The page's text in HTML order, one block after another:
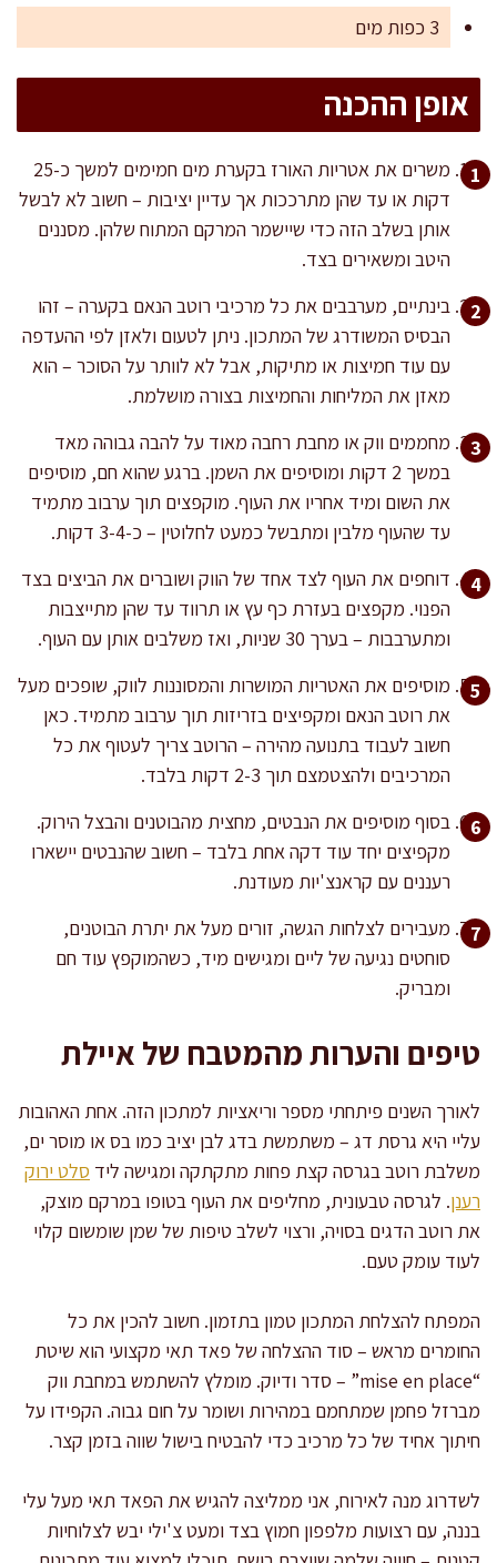
3 כפות מים
אופן ההכנה
משרים את אטריות האורז בקערת מים חמימים למשך כ-25
דקות או עד שהן מתרככות אך עדיין יציבות – חשוב לא לבשל
אותן בשלב הזה כדי שיישמר המרקם המתוח שלהן. מסננים
היטב ומשאירים בצד.
בינתיים, מערבבים את כל מרכיבי רוטב הנאם בקערה – זהו
הבסיס המשודרג של המתכון. ניתן לטעום ולאזן לפי ההעדפה
עם עוד חמיצות או מתיקות, אבל לא לוותר על הסוכר – הוא
מאזן את המליחות והחמיצות בצורה מושלמת.
מחממים ווק או מחבת רחבה מאוד על להבה גבוהה מאד
במשך 2 דקות ומוסיפים את השמן. ברגע שהוא חם, מוסיפים
את השום ומיד אחריו את העוף. מוקפצים תוך ערבוב מתמיד
עד שהעוף מלבין ומתבשל כמעט לחלוטין – כ-3-4 דקות.
דוחפים את העוף לצד אחד של הווק ושוברים את הביצים בצד
הפנוי. מקפצים בעזרת כף עץ או תרווד עד שהן מתייצבות
ומתערבבות – בערך 30 שניות, ואז משלבים אותן עם העוף.
מוסיפים את האטריות המושרות והמסוננות לווק, שופכים מעל
את רוטב הנאם ומקפיצים בזריזות תוך ערבוב מתמיד. כאן
חשוב לעבוד בתנועה מהירה – הרוטב צריך לעטוף את כל
המרכיבים ולהצטמצם תוך 2-3 דקות בלבד.
בסוף מוסיפים את הנבטים, מחצית מהבוטנים והבצל הירוק.
מקפיצים יחד עוד דקה אחת בלבד – חשוב שהנבטים יישארו
רעננים עם קראנצ'יות מעודנת.
מעבירים לצלחות הגשה, זורים מעל את יתרת הבוטנים,
סוחטים נגיעה של ליים ומגישים מיד, כשהמוקפץ עוד חם
ומבריק.
טיפים והערות מהמטבח של איילת
לאורך השנים פיתחתי מספר וריאציות למתכון הזה. אחת האהובות
עליי היא גרסת דג – משתמשת בדג לבן יציב כמו בס או מוסר ים,
משלבת רוטב בגרסה קצת פחות מתקתקה ומגישה ליד סלט ירוק
רענן. לגרסה טבעונית, מחליפים את העוף בטופו במרקם מוצק,
את רוטב הדגים בסויה, ורצוי לשלב טיפות של שמן שומשום קלוי
לעוד עומק טעם.
המפתח להצלחת המתכון טמון בתזמון. חשוב להכין את כל
החומרים מראש – סוד ההצלחה של פאד תאי מקצועי הוא שיטת
“mise en place” – סדר ודיוק. מומלץ להשתמש במחבת ווק
מברזל פחמן שמתחמם במהירות ושומר על חום גבוה. הקפידו על
חיתוך אחיד של כל מרכיב כדי להבטיח בישול שווה בזמן קצר.
לשדרוג מנה לאירוח, אני ממליצה להגיש את הפאד תאי מעל עלי
בננה, עם רצועות מלפפון חמוץ בצד ומעט צ'ילי יבש לצלוחיות